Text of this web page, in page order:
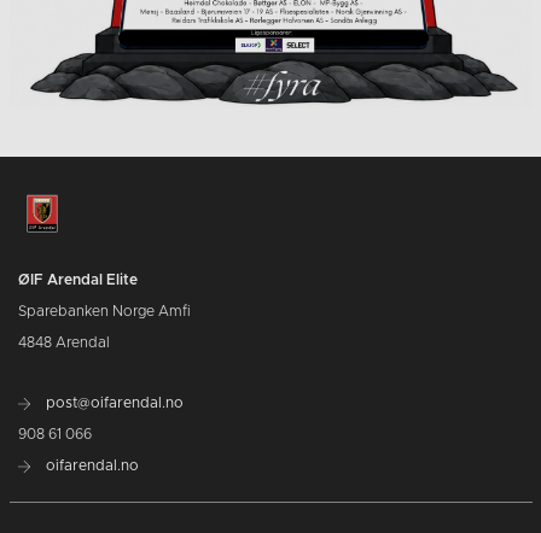
ØIF Arendal Elite
Sparebanken Norge Amfi
4848 Arendal
post@oifarendal.no
908 61 066
oifarendal.no